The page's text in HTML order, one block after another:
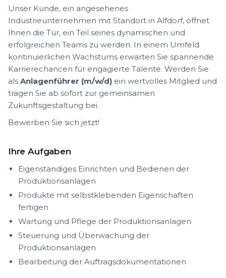
Unser Kunde, ein angesehenes
Industrieunternehmen mit Standort in Alfdorf, öffnet
Ihnen die Tür, ein Teil seines dynamischen und
erfolgreichen Teams zu werden. In einem Umfeld
kontinuierlichen Wachstums erwarten Sie spannende
Karrierechancen für engagierte Talente. Werden Sie
als Anlagenführer (m/w/d) ein wertvolles Mitglied und
tragen Sie ab sofort zur gemeinsamen
Zukunftsgestaltung bei.
Bewerben Sie sich jetzt!
Ihre Aufgaben
Eigenständiges Einrichten und Bedienen der
Produktionsanlagen
Produkte mit selbstklebenden Eigenschaften
fertigen
Wartung und Pflege der Produktionsanlagen
Steuerung und Überwachung der
Produktionsanlagen
Bearbeitung der Auftragsdokumentationen